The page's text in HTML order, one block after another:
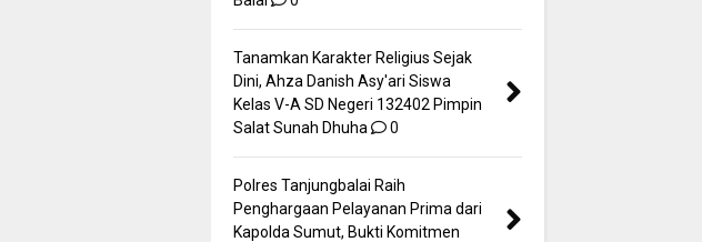
Tanamkan Karakter Religius Sejak
Dini, Ahza Danish Asy'ari Siswa
Kelas V-A SD Negeri 132402 Pimpin
Salat Sunah Dhuha
0
Polres Tanjungbalai Raih
Penghargaan Pelayanan Prima dari
Kapolda Sumut, Bukti Komitmen